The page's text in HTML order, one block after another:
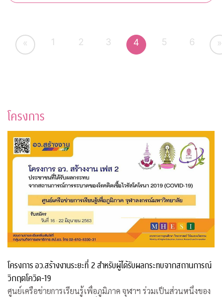
« 1 2 3 4 5 6 »
โครงการ
โครงการ อว.สร้างงานระยะที่ 2 สำหรับผู้ได้รับผลกระทบจากสถานการณ์
วิกฤตโควิด-19
ศูนย์เครือข่ายการเรียนรู้เพื่อภูมิภาค จุฬาฯ ร่วมเป็นส่วนหนึ่งของ